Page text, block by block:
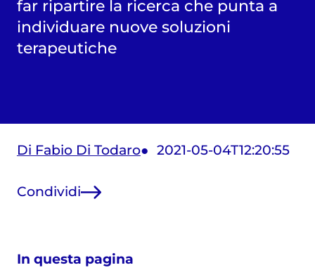
far ripartire la ricerca che punta a
individuare nuove soluzioni
terapeutiche
Di Fabio Di Todaro 2021-05-04T12:20:55
Condividi
In questa pagina